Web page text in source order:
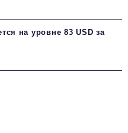
на уровне 83 USD за